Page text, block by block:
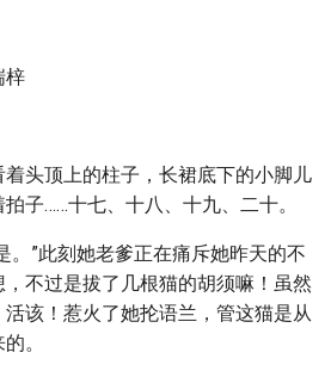
头顶上的柱子，长裙底下的小脚儿
子……十七、十八、十九、二十。
。”此刻她老爹正在痛斥她昨天的不
不过是拔了几根猫的胡须嘛！虽然
该！惹火了她抡语兰，管这猫是从
。